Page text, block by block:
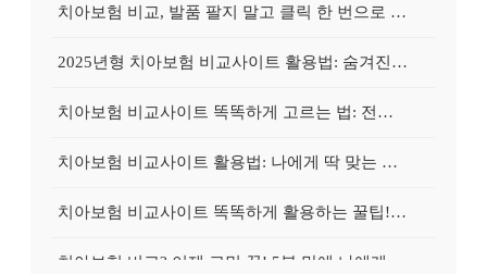
치아보험 비교, 발품 팔지 말고 클릭 한 번으로 끝내는 비법! 후기 대방출
2025년형 치아보험 비교사이트 활용법: 숨겨진 보험금 100% 환급 전략
치아보험 비교사이트 똑똑하게 고르는 법: 전문가가 알려주는 5가지 꿀팁
치아보험 비교사이트 활용법: 나에게 딱 맞는 보험, 손쉽게 찾는 비법 공개
치아보험 비교사이트 똑똑하게 활용하는 꿀팁! 내 보험금 최대 2배로 불리기